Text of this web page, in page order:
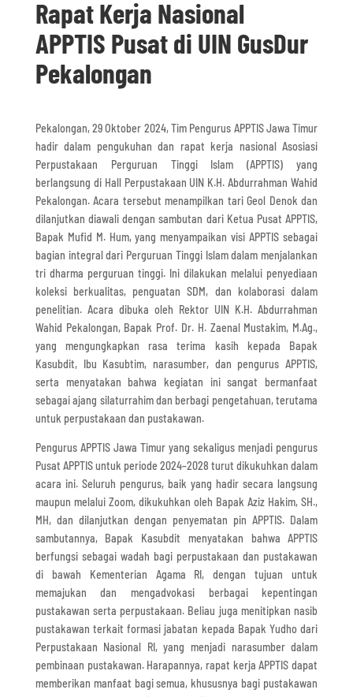
Rapat Kerja Nasional
APPTIS Pusat di UIN GusDur
Pekalongan
Pekalongan, 29 Oktober 2024, Tim Pengurus APPTIS Jawa Timur
hadir dalam pengukuhan dan rapat kerja nasional Asosiasi
Perpustakaan Perguruan Tinggi Islam (APPTIS) yang
berlangsung di Hall Perpustakaan UIN K.H. Abdurrahman Wahid
Pekalongan. Acara tersebut menampilkan tari Geol Denok dan
dilanjutkan diawali dengan sambutan dari Ketua Pusat APPTIS,
Bapak Mufid M. Hum, yang menyampaikan visi APPTIS sebagai
bagian integral dari Perguruan Tinggi Islam dalam menjalankan
tri dharma perguruan tinggi. Ini dilakukan melalui penyediaan
koleksi berkualitas, penguatan SDM, dan kolaborasi dalam
penelitian. Acara dibuka oleh Rektor UIN K.H. Abdurrahman
Wahid Pekalongan, Bapak Prof. Dr. H. Zaenal Mustakim, M.Ag.,
yang mengungkapkan rasa terima kasih kepada Bapak
Kasubdit, Ibu Kasubtim, narasumber, dan pengurus APPTIS,
serta menyatakan bahwa kegiatan ini sangat bermanfaat
sebagai ajang silaturrahim dan berbagi pengetahuan, terutama
untuk perpustakaan dan pustakawan.
Pengurus APPTIS Jawa Timur yang sekaligus menjadi pengurus
Pusat APPTIS untuk periode 2024–2028 turut dikukuhkan dalam
acara ini. Seluruh pengurus, baik yang hadir secara langsung
maupun melalui Zoom, dikukuhkan oleh Bapak Aziz Hakim, SH.,
MH, dan dilanjutkan dengan penyematan pin APPTIS. Dalam
sambutannya, Bapak Kasubdit menyatakan bahwa APPTIS
berfungsi sebagai wadah bagi perpustakaan dan pustakawan
di bawah Kementerian Agama RI, dengan tujuan untuk
memajukan dan mengadvokasi berbagai kepentingan
pustakawan serta perpustakaan. Beliau juga menitipkan nasib
pustakawan terkait formasi jabatan kepada Bapak Yudho dari
Perpustakaan Nasional RI, yang menjadi narasumber dalam
pembinaan pustakawan. Harapannya, rapat kerja APPTIS dapat
memberikan manfaat bagi semua, khususnya bagi pustakawan